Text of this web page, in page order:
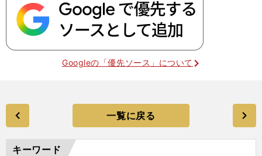
Googleの「優先ソース」について
一覧に戻る
キーワード